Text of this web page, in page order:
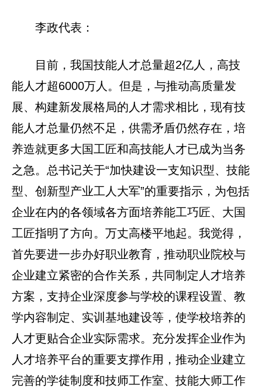
李政代表：
目前，我国技能人才总量超2亿人，高技
能人才超6000万人。但是，与推动高质量发
展、构建新发展格局的人才需求相比，现有技
能人才总量仍然不足，供需矛盾仍然存在，培
养造就更多大国工匠和高技能人才已成为当务
之急。总书记关于“加快建设一支知识型、技能
型、创新型产业工人大军”的重要指示，为包括
企业在内的各领域各方面培养能工巧匠、大国
工匠指明了方向。万丈高楼平地起。我觉得，
首先要进一步办好职业教育，推动职业院校与
企业建立紧密的合作关系，共同制定人才培养
方案，支持企业深度参与学校的课程设置、教
学内容制定、实训基地建设等，使学校培养的
人才更贴合企业实际需求。充分发挥企业作为
人才培养平台的重要支撑作用，推动企业建立
完善的学徒制度和技师工作室、技能大师工作